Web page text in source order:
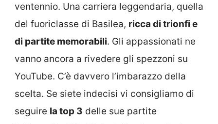
ventennio. Una carriera leggendaria, quella
del fuoriclasse di Basilea, ricca di trionfi e
di partite memorabili. Gli appassionati ne
vanno ancora a rivedere gli spezzoni su
YouTube. C’è davvero l’imbarazzo della
scelta. Se siete indecisi vi consigliamo di
seguire la top 3 delle sue partite